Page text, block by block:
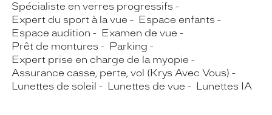
Spécialiste en verres progressifs
Expert du sport à la vue
Espace enfants
Espace audition
Examen de vue
Prêt de montures
Parking
Expert prise en charge de la myopie
Assurance casse, perte, vol (Krys Avec Vous)
Lunettes de soleil
Lunettes de vue Lunettes IA